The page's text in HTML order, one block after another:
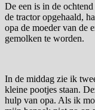
De een is in de
de tractor opgehaald,
opa de moeder van de
gemolken te worden.
In de middag zie ik
kleine pootjes staan.
hulp van opa. Als ik